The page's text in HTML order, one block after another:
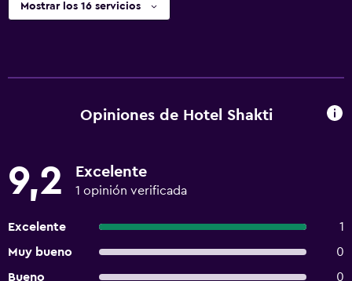
Mostrar los 16 servicios
Opiniones de Hotel Shakti
9,2 Excelente
1 opinión verificada
Excelente
1
Muy bueno
0
Bueno
0